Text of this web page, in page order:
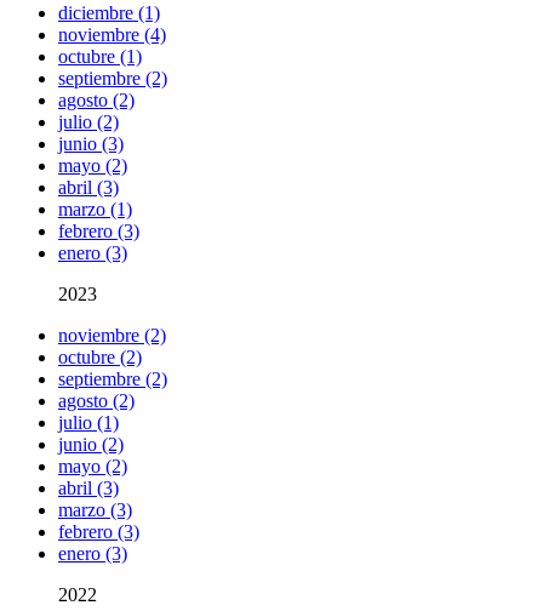
diciembre (1)
noviembre (4)
octubre (1)
septiembre (2)
agosto (2)
julio (2)
junio (3)
mayo (2)
abril (3)
marzo (1)
febrero (3)
enero (3)
2023
noviembre (2)
octubre (2)
septiembre (2)
agosto (2)
julio (1)
junio (2)
mayo (2)
abril (3)
marzo (3)
febrero (3)
enero (3)
2022